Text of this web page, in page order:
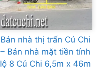
Bán nhà thị trấn Củ Chi
– Bán nhà mặt tiền tỉnh
lộ 8 Củ Chi 6,5m x 46m